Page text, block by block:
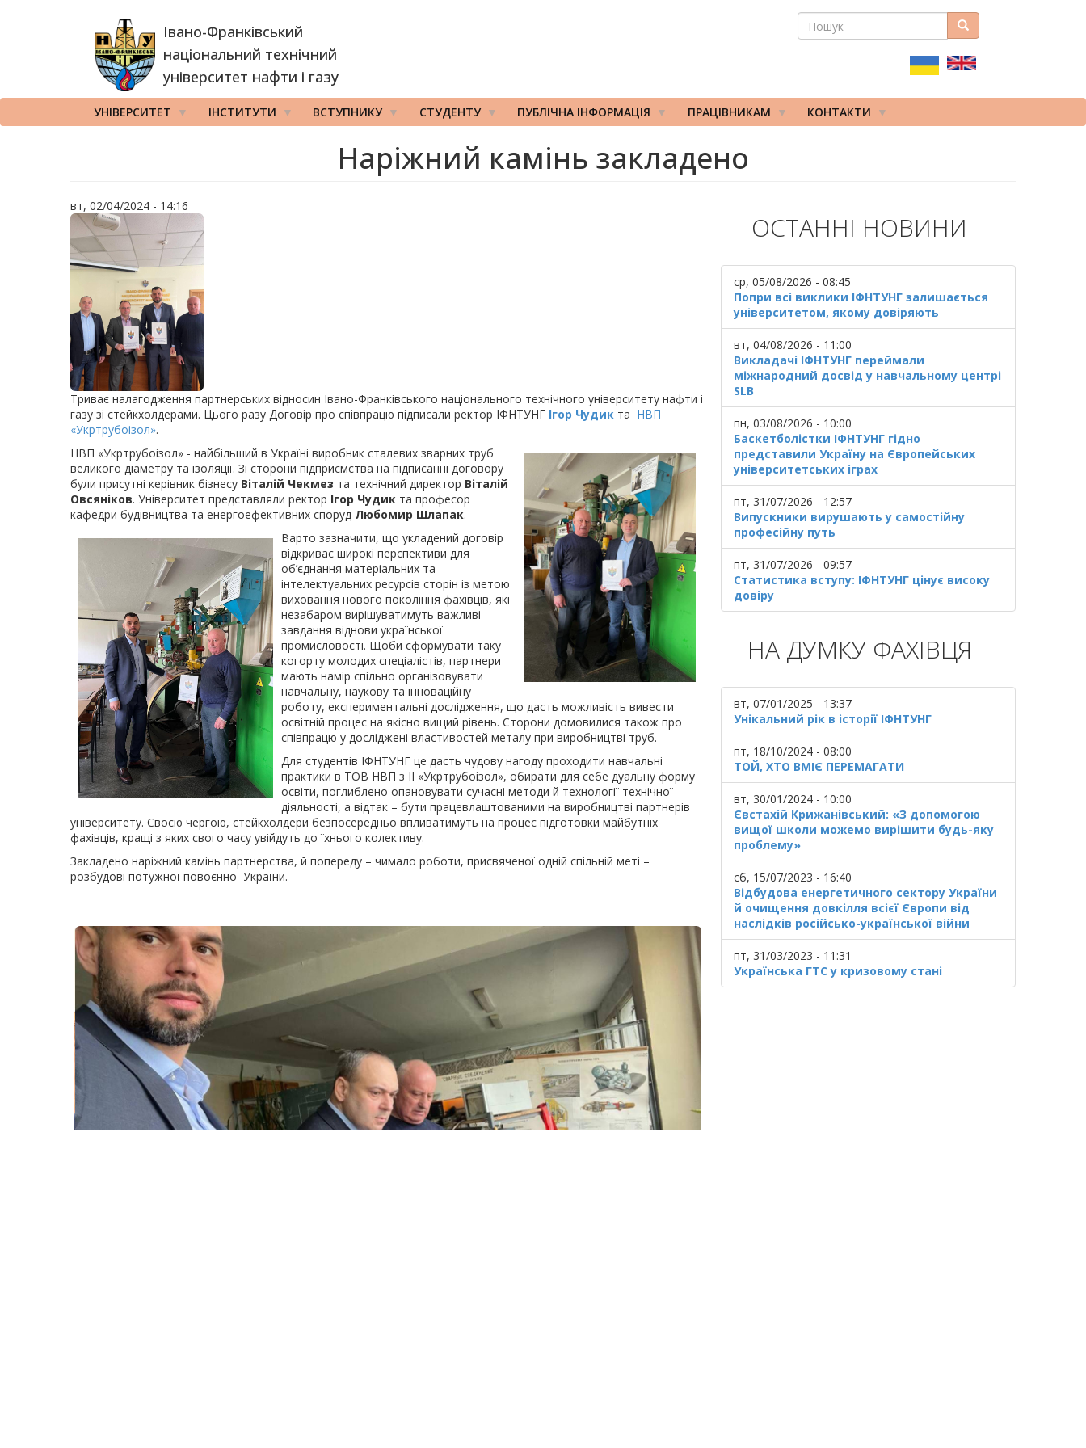
Івано-Франківський
національний технічний
університет нафти і газу
ПОШУКОВА
ПОШУК Пошук
УНІВЕРСИТЕТ ІНСТИТУТИ ВСТУПНИКУ СТУДЕНТУ ПУБЛІЧНА ІНФОРМАЦІЯ ПРАЦІВНИКАМ КОНТАКТИ
Наріжний камінь закладено
вт, 02/04/2024 - 14:16
Триває налагодження партнерських відносин Івано-Франківського національного технічного університету нафти і
газу зі стейкхолдерами. Цього разу Договір про співпрацю підписали ректор ІФНТУНГ Ігор Чудик та НВП
«Укртрубоізол».
НВП «Укртрубоізол» - найбільший в Україні виробник сталевих зварних труб
великого діаметру та ізоляції. Зі сторони підприємства на підписанні договору
були присутні керівник бізнесу Віталій Чекмез та технічний директор Віталій
Овсяніков. Університет представляли ректор Ігор Чудик та професор
кафедри будівництва та енергоефективних споруд Любомир Шлапак.
Варто зазначити, що укладений договір
відкриває широкі перспективи для
об’єднання матеріальних та
інтелектуальних ресурсів сторін із метою
виховання нового покоління фахівців, які
незабаром вирішуватимуть важливі
завдання віднови української
промисловості. Щоби сформувати таку
когорту молодих спеціалістів, партнери
мають намір спільно організовувати
навчальну, наукову та інноваційну
роботу, експериментальні дослідження, що дасть можливість вивести
освітній процес на якісно вищий рівень. Сторони домовилися також про
співпрацю у досліджені властивостей металу при виробництві труб.
Для студентів ІФНТУНГ це дасть чудову нагоду проходити навчальні
практики в ТОВ НВП з ІІ «Укртрубоізол», обирати для себе дуальну форму
освіти, поглиблено опановувати сучасні методи й технології технічної
діяльності, а відтак – бути працевлаштованими на виробництві партнерів
університету. Своєю чергою, стейкхолдери безпосередньо впливатимуть на процес підготовки майбутніх
фахівців, кращі з яких свого часу увійдуть до їхнього колективу.
Закладено наріжний камінь партнерства, й попереду – чимало роботи, присвяченої одній спільній меті –
розбудові потужної повоєнної України.
ОСТАННІ НОВИНИ
ср, 05/08/2026 - 08:45
Попри всі виклики ІФНТУНГ залишається
університетом, якому довіряють
вт, 04/08/2026 - 11:00
Викладачі ІФНТУНГ переймали
міжнародний досвід у навчальному центрі
SLB
пн, 03/08/2026 - 10:00
Баскетболістки ІФНТУНГ гідно
представили Україну на Європейських
університетських іграх
пт, 31/07/2026 - 12:57
Випускники вирушають у самостійну
професійну путь
пт, 31/07/2026 - 09:57
Статистика вступу: ІФНТУНГ цінує високу
довіру
НА ДУМКУ ФАХІВЦЯ
вт, 07/01/2025 - 13:37
Унікальний рік в історії ІФНТУНГ
пт, 18/10/2024 - 08:00
ТОЙ, ХТО ВМІЄ ПЕРЕМАГАТИ
вт, 30/01/2024 - 10:00
Євстахій Крижанівський: «З допомогою
вищої школи можемо вирішити будь-яку
проблему»
сб, 15/07/2023 - 16:40
Відбудова енергетичного сектору України
й очищення довкілля всієї Європи від
наслідків російсько-української війни
пт, 31/03/2023 - 11:31
Українська ГТС у кризовому стані